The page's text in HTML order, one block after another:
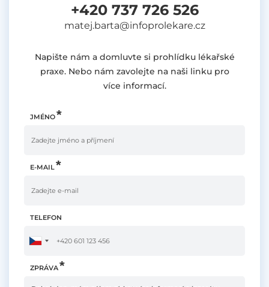
JMÉNO
E-MAIL
TELEFON
ZPRÁVA
+420 737 726 526
matej.barta@infoprolekare.cz
Napište nám a domluvte si prohlídku lékařské
praxe. Nebo nám zavolejte na naši linku pro
více informací.